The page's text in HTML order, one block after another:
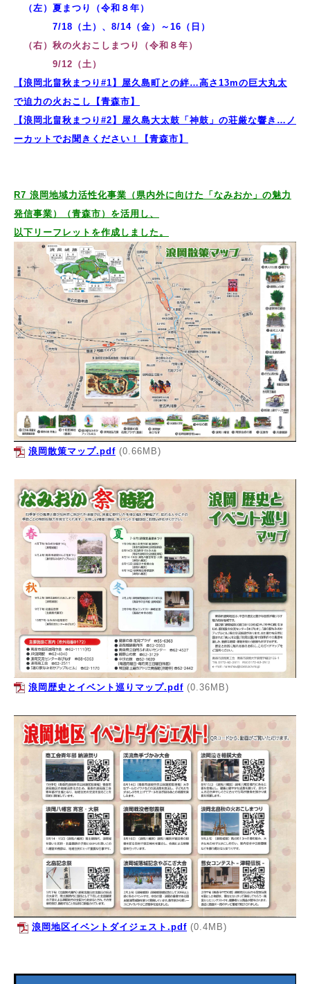
（左）夏まつり（令和８年）
7/18（土）、8/14（金）～16（日）
（右）秋の火おこしまつり（令和８年）
9/12（土）
【浪岡北畠秋まつり#1】屋久島町との絆…高さ13mの巨大丸太
で迫力の火おこし【青森市】
【浪岡北畠秋まつり#2】屋久島大太鼓「神鼓」の荘厳な響き…ノ
ーカットでお聞きください！【青森市】
R7 浪岡地域力活性化事業（県内外に向けた「なみおか」の魅力
発信事業）（青森市）を活用し、
以下リーフレットを作成しました。
浪岡散策マップ.pdf (0.66MB)
浪岡歴史とイベント巡りマップ.pdf (0.36MB)
浪岡地区イベントダイジェスト.pdf (0.4MB)